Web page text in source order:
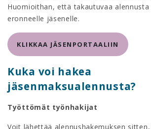
Huomioithan, että takautuvaa
eronneelle jäsenelle.
KLIKKAA JÄSENPORTAALIIN
Kuka voi hakea
jäsenmaksualennusta?
Työttömät työnhakijat
Voit lähettää alennushakemuksen